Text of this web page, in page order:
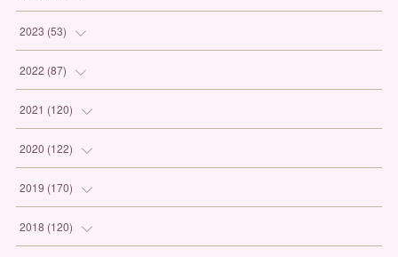
(6
(5
(7
(3
(4)
(1
(1
(2)
(2)
2023 (53)
(6
(1)
(3)
(3)
2022 (87)
(12
(9)
(12
(8)
2021 (120)
(10
(11
(9)
2020 (122)
(9)
(13
2019 (170)
(19
2018 (120)